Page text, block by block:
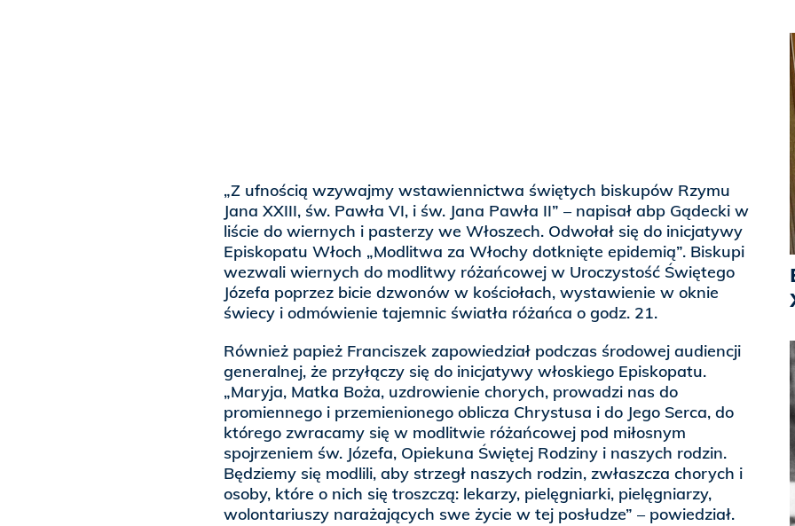
„Z ufnością wzywajmy wstawiennictwa świętych biskupów Rzymu
Jana XXIII, św. Pawła VI, i św. Jana Pawła II” – napisał abp Gądecki w
liście do wiernych i pasterzy we Włoszech. Odwołał się do inicjatywy
Episkopatu Włoch „Modlitwa za Włochy dotknięte epidemią”. Biskupi
wezwali wiernych do modlitwy różańcowej w Uroczystość Świętego
Józefa poprzez bicie dzwonów w kościołach, wystawienie w oknie
świecy i odmówienie tajemnic światła różańca o godz. 21.
Również papież Franciszek zapowiedział podczas środowej audiencji
generalnej, że przyłączy się do inicjatywy włoskiego Episkopatu.
„Maryja, Matka Boża, uzdrowienie chorych, prowadzi nas do
promiennego i przemienionego oblicza Chrystusa i do Jego Serca, do
którego zwracamy się w modlitwie różańcowej pod miłosnym
spojrzeniem św. Józefa, Opiekuna Świętej Rodziny i naszych rodzin.
Będziemy się modlili, aby strzegł naszych rodzin, zwłaszcza chorych i
osoby, które o nich się troszczą: lekarzy, pielęgniarki, pielęgniarzy,
wolontariuszy narażających swe życie w tej posłudze” – powiedział.